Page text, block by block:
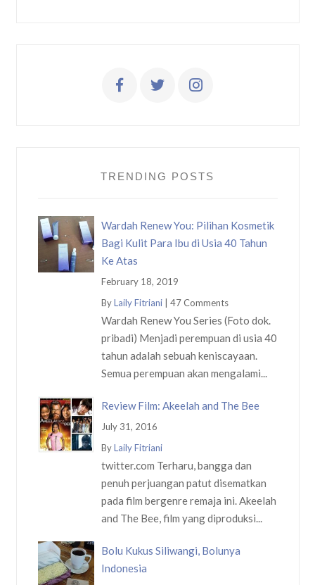
TRENDING POSTS
Wardah Renew You: Pilihan Kosmetik
Bagi Kulit Para Ibu di Usia 40 Tahun
Ke Atas
February 18, 2019
ByLaily Fitriani| 47 Comments
Wardah Renew You Series (Foto dok.
pribadi) Menjadi perempuan di usia 40
tahun adalah sebuah keniscayaan.
Semua perempuan akan mengalami...
Review Film: Akeelah and The Bee
July 31, 2016
ByLaily Fitriani
twitter.com Terharu, bangga dan
penuh perjuangan patut disematkan
pada film bergenre remaja ini. Akeelah
and The Bee, film yang diproduksi...
Bolu Kukus Siliwangi, Bolunya
Indonesia